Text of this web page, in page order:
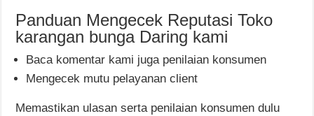
Panduan Mengecek Reputasi Toko
karangan bunga Daring kami
Baca komentar kami juga penilaian konsumen
Mengecek mutu pelayanan client
Memastikan ulasan serta penilaian konsumen dulu